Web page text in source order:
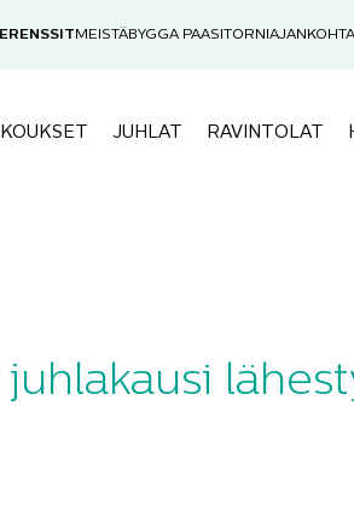
MEISTÄBYGGA PAASITORNI
JUHLAT RAVINTOLAT